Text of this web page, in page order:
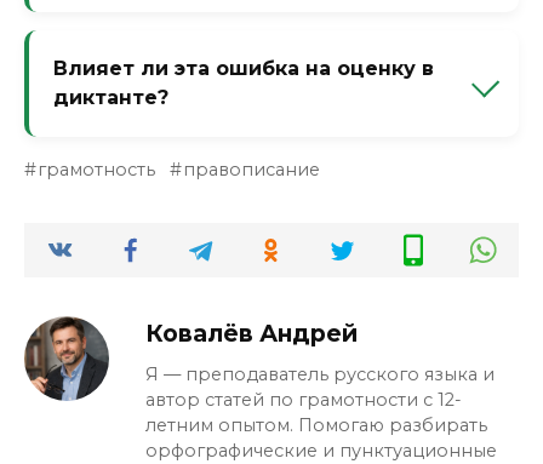
девушка. Ты удивляешься девушке?
Иногда да, но слово пишется от чуда, а не
Влияет ли эта ошибка на оценку в
диктанте?
проверяемую гласную в корне. Учитель
«удевительный» вместо «удивительный».
грамотность правописание
Ковалёв Андрей
Я — преподаватель русского языка и
автор статей по грамотности с 12-
летним опытом. Помогаю разбирать
орфографические и пунктуационные